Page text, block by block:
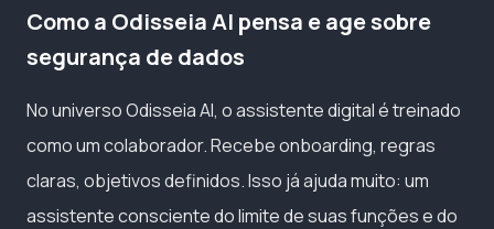
Como a Odisseia AI pensa e age sobre
segurança de dados
No universo Odisseia AI, o assistente digital é treinado
como um colaborador. Recebe onboarding, regras
claras, objetivos definidos. Isso já ajuda muito: um
assistente consciente do limite de suas funções e do